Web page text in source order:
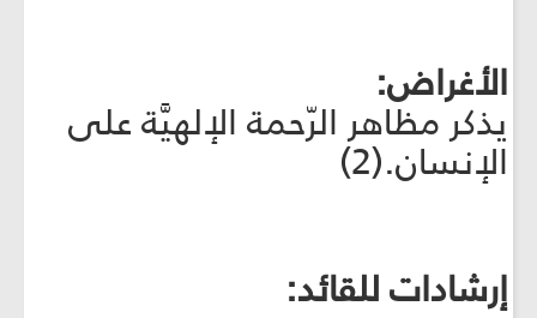
الأغراض:
يذكر مظاهر الرّحمة الإلهيَّة على
الإنسان.(2)
إرشادات للقائد: